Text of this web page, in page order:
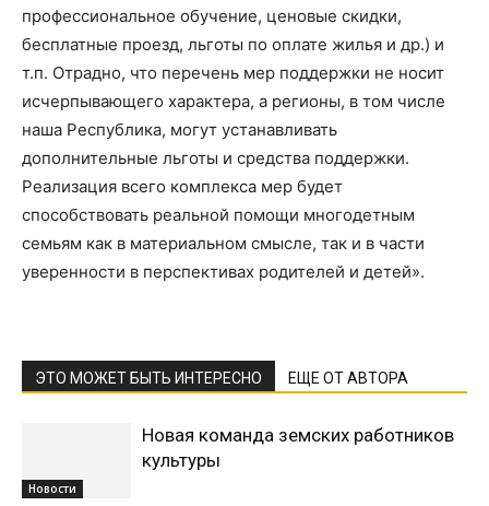
профессиональное обучение, ценовые скидки,
бесплатные проезд, льготы по оплате жилья и др.) и
т.п. Отрадно, что перечень мер поддержки не носит
исчерпывающего характера, а регионы, в том числе
наша Республика, могут устанавливать
дополнительные льготы и средства поддержки.
Реализация всего комплекса мер будет
способствовать реальной помощи многодетным
семьям как в материальном смысле, так и в части
уверенности в перспективах родителей и детей».
ЭТО МОЖЕТ БЫТЬ ИНТЕРЕСНО ЕЩЕ ОТ АВТОРА
Новости
Новая команда земских работников
культуры